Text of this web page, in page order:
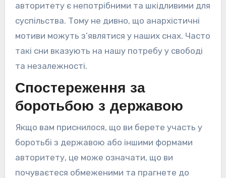
авторитету є непотрібними та шкідливими для
суспільства. Тому не дивно, що анархістичні
мотиви можуть з’являтися у наших снах. Часто
такі сни вказують на нашу потребу у свободі
та незалежності.
Спостереження за
боротьбою з державою
Якщо вам приснилося, що ви берете участь у
боротьбі з державою або іншими формами
авторитету, це може означати, що ви
почуваєтеся обмеженими та прагнете до